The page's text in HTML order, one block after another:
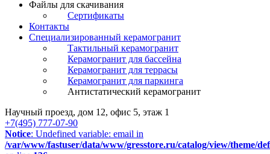
Файлы для скачивания
Сертификаты
Контакты
Специализированный керамогранит
Тактильный керамогранит
Керамогранит для бассейна
Керамогранит для террасы
Керамогранит для паркинга
Антистатический керамогранит
Научный проезд, дом 12, офис 5, этаж 1
+7(495) 777-07-90
Notice: Undefined variable: email in
/var/www/fastuser/data/www/gresstore.ru/catalog/view/theme/